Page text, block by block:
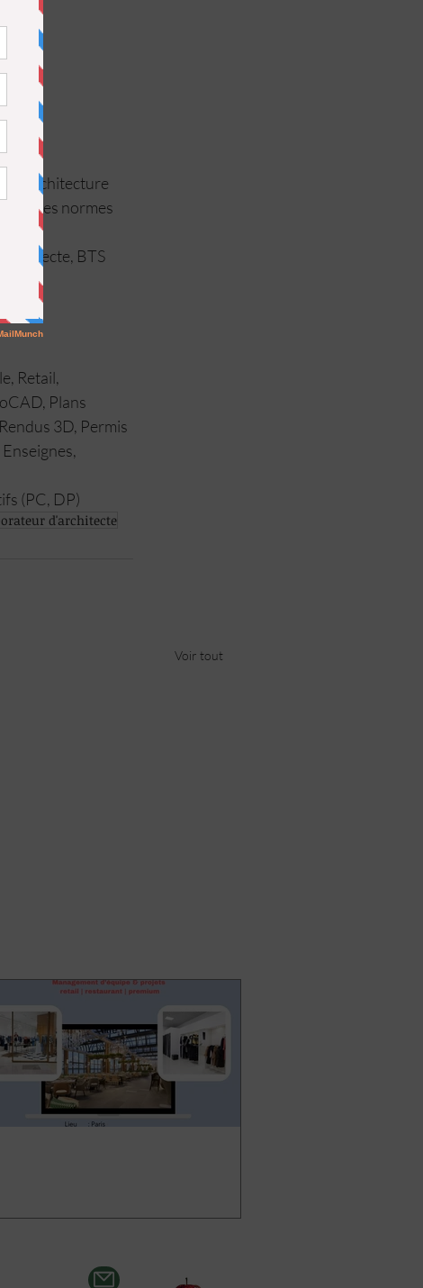
en architecture
et des normes
BTS
Retail,
Plans
3D, Permis
(PC, DP)
d'architecte
Voir tout
de projets conception &
(H/F)
CDI – Paris. Rejoignez une agence